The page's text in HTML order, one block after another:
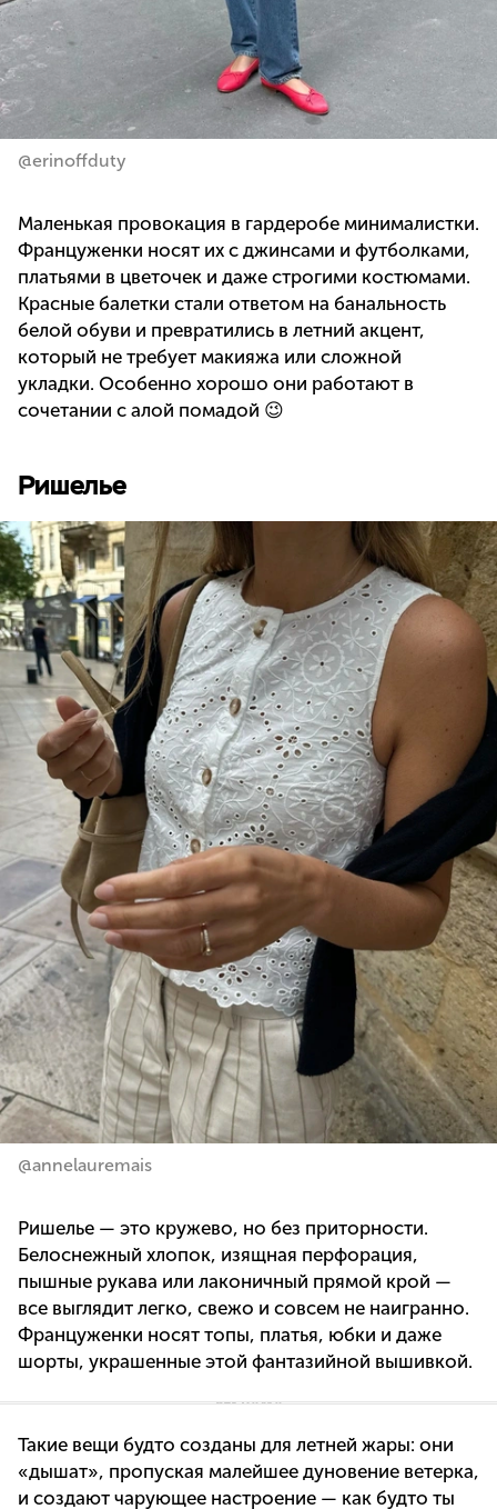
@erinoffduty
Маленькая провокация в гардеробе минималистки.
Француженки носят их с джинсами и футболками,
платьями в цветочек и даже строгими костюмами.
Красные балетки стали ответом на банальность
белой обуви и превратились в летний акцент,
который не требует макияжа или сложной
укладки. Особенно хорошо они работают в
сочетании с алой помадой 😉
Ришелье
@annelauremais
Ришелье — это кружево, но без приторности.
Белоснежный хлопок, изящная перфорация,
пышные рукава или лаконичный прямой крой —
все выглядит легко, свежо и совсем не наигранно.
Француженки носят топы, платья, юбки и даже
шорты, украшенные этой фантазийной вышивкой.
Такие вещи будто созданы для летней жары: они
«дышат», пропуская малейшее дуновение ветерка,
и создают чарующее настроение — как будто ты